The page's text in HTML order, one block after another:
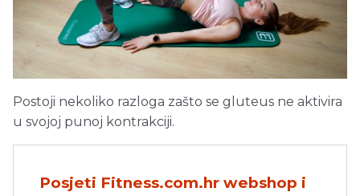
Postoji nekoliko razloga zašto se gluteus ne aktivira
u svojoj punoj kontrakciji.
Posjeti Fitness.com.hr webshop i